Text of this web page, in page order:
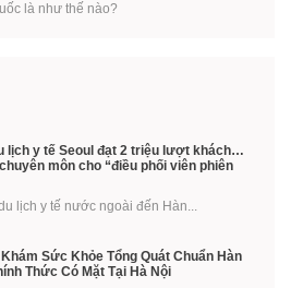
là như thế nào?
lịch y tế Seoul đạt 2 triệu lượt khách…
môn cho “điều phối viên phiên
lịch y tế nước ngoài đến Hàn...
Khám Sức Khỏe Tổng Quát Chuẩn Hàn
Thức Có Mặt Tại Hà Nội